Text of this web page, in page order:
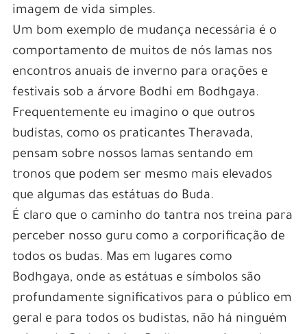
imagem de vida simples.
Um bom exemplo de mudança necessária é o
comportamento de muitos de nós lamas nos
encontros anuais de inverno para orações e
festivais sob a árvore Bodhi em Bodhgaya.
Frequentemente eu imagino o que outros
budistas, como os praticantes Theravada,
pensam sobre nossos lamas sentando em
tronos que podem ser mesmo mais elevados
que algumas das estátuas do Buda.
É claro que o caminho do tantra nos treina para
perceber nosso guru como a corporificação de
todos os budas. Mas em lugares como
Bodhgaya, onde as estátuas e símbolos são
profundamente significativos para o público em
geral e para todos os budistas, não há ninguém